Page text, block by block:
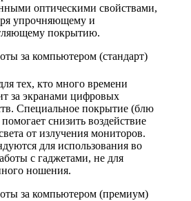
оптическими свойствами,
упрочняющему и
покрытию.
за компьютером (стандарт)
тех, кто много времени
за экранами цифровых
Специальное покрытие (блю
снизить воздействие
от излучения мониторов.
для использования во
с гаджетами, не для
ношения.
за компьютером (премиум)